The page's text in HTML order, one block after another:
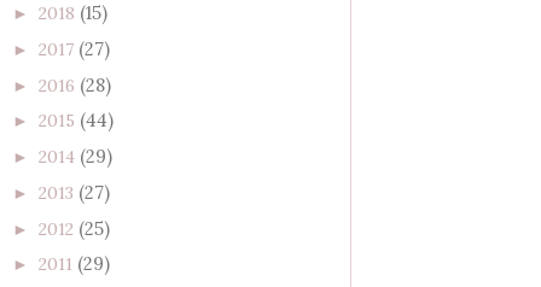
► 2018 (15)
► 2017 (27)
► 2016 (28)
► 2015 (44)
► 2014 (29)
► 2013 (27)
► 2012 (25)
► 2011 (29)